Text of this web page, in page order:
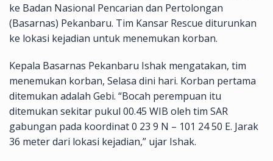
ke Badan Nasional Pencarian dan Pertolongan
(Basarnas) Pekanbaru. Tim Kansar Rescue diturunkan
ke lokasi kejadian untuk menemukan korban.
Kepala Basarnas Pekanbaru Ishak mengatakan, tim
menemukan korban, Selasa dini hari. Korban pertama
ditemukan adalah Gebi. “Bocah perempuan itu
ditemukan sekitar pukul 00.45 WIB oleh tim SAR
gabungan pada koordinat 0 23 9 N – 101 24 50 E. Jarak
36 meter dari lokasi kejadian,” ujar Ishak.